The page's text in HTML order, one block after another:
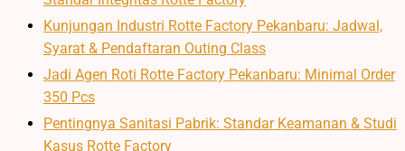
Kunjungan Industri Rotte Factory Pekanbaru: Jadwal,
Syarat & Pendaftaran Outing Class
Jadi Agen Roti Rotte Factory Pekanbaru: Minimal Order
350 Pcs
Pentingnya Sanitasi Pabrik: Standar Keamanan & Studi
Kasus Rotte Factory